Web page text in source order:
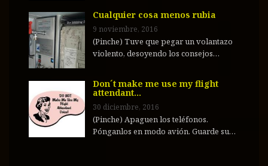
Cualquier cosa menos rubia
9 noviembre, 2016
(Pinche) Tuve que pegar un volantazo
violento, desoyendo los consejos…
Don´t make me use my flight
attendant…
30 diciembre, 2016
(Pinche) Apaguen los teléfonos.
Pónganlos en modo avión. Guarde su…